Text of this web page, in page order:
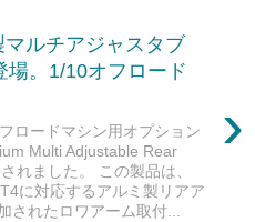
ルチアジャスタブ
場。1/10オフロード
›
ロードマシン用オプション
Multi Adjustable Rear
れました。 この製品は、
に対応するアルミ製リアア
されたロワアーム取付...